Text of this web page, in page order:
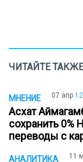
ЧИТАЙТЕ
МНЕНИЕ 07 апр
Асхат
сохранить 0%
переводы с
АНАЛИТИКА 11